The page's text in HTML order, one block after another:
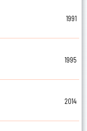
1991
1995
2014